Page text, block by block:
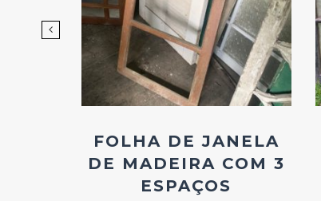
Add
ao
Favoritos
FOLHA DE JANELA
DE MADEIRA COM 3
ESPAÇOS